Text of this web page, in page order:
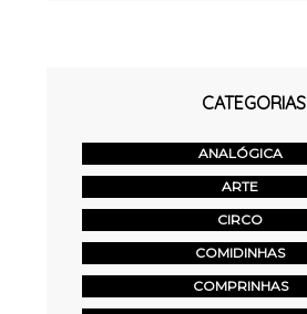
CATEGORIAS
ANALÓGICA
ARTE
CIRCO
COMIDINHAS
COMPRINHAS